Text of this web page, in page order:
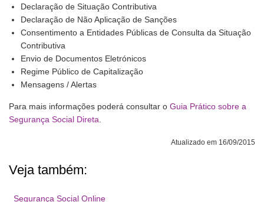
Declaração de Situação Contributiva
Declaração de Não Aplicação de Sanções
Consentimento a Entidades Públicas de Consulta da Situação
Contributiva
Envio de Documentos Eletrónicos
Regime Público de Capitalização
Mensagens / Alertas
Para mais informações poderá consultar o Guia Prático sobre a
Segurança Social Direta
Atualizado em 16/09/2015
Veja também:
Segurança Social Online